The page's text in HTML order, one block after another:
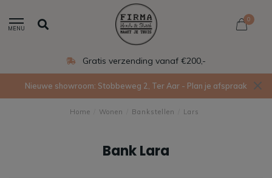
MENU
0
Eigen productie in Ede
Nieuwe showroom: Stobbeweg 2, Ter Aar - Plan je afspraak
Home Wonen Bankstellen Lars
Bank Lara